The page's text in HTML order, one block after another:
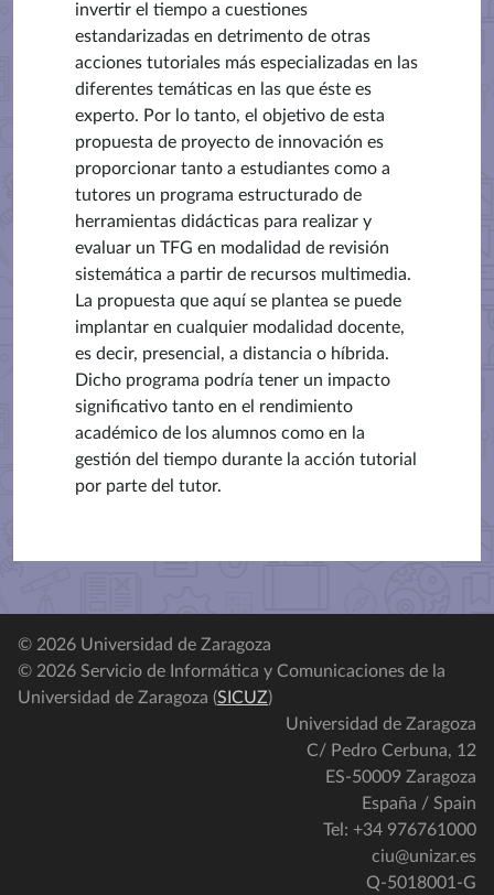
invertir el tiempo a cuestiones
estandarizadas en detrimento de otras
acciones tutoriales más especializadas en las
diferentes temáticas en las que éste es
experto. Por lo tanto, el objetivo de esta
propuesta de proyecto de innovación es
proporcionar tanto a estudiantes como a
tutores un programa estructurado de
herramientas didácticas para realizar y
evaluar un TFG en modalidad de revisión
sistemática a partir de recursos multimedia.
La propuesta que aquí se plantea se puede
implantar en cualquier modalidad docente,
es decir, presencial, a distancia o híbrida.
Dicho programa podría tener un impacto
significativo tanto en el rendimiento
académico de los alumnos como en la
gestión del tiempo durante la acción tutorial
por parte del tutor.
© 2026 Universidad de Zaragoza
© 2026 Servicio de Informática y Comunicaciones de la
Universidad de Zaragoza (SICUZ)
Universidad de Zaragoza
C/ Pedro Cerbuna, 12
ES-50009 Zaragoza
España / Spain
Tel: +34 976761000
ciu@unizar.es
Q-5018001-G